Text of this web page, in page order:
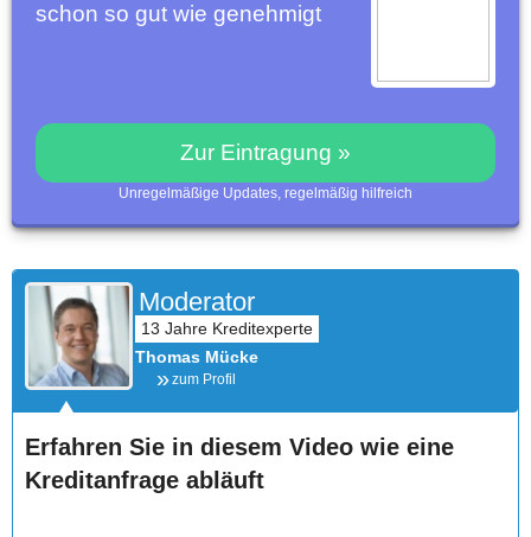
schon so gut wie genehmigt
Zur Eintragung »
Unregelmäßige Updates, regelmäßig hilfreich
Moderator
Thomas Mücke
zum Profil
Erfahren Sie in diesem Video wie eine
Kreditanfrage abläuft